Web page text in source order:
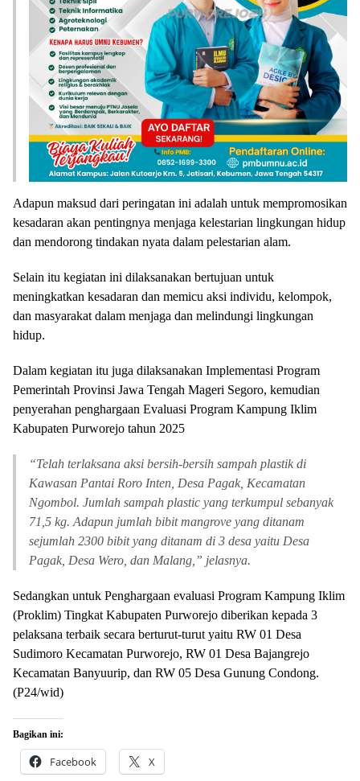
Adapun maksud dari peringatan ini adalah untuk mempromosikan
kesadaran akan pentingnya menjaga kelestarian lingkungan hidup
dan mendorong tindakan nyata dalam pelestarian alam.
Selain itu kegiatan ini dilaksanakan bertujuan untuk
meningkatkan kesadaran dan memicu aksi individu, kelompok,
dan masyarakat dalam menjaga dan melindungi lingkungan
hidup.
Dalam kegiatan itu juga dilaksanakan Implementasi Program
Pemerintah Provinsi Jawa Tengah Mageri Segoro, kemudian
penyerahan penghargaan Evaluasi Program Kampung Iklim
Kabupaten Purworejo tahun 2025
“Telah terlaksana aksi bersih-bersih sampah plastik di
Kawasan Pantai Roro Inten, Desa Pagak, Kecamatan
Ngombol. Jumlah sampah plastic yang terkumpul sebanyak
71,5 kg. Adapun jumlah bibit mangrove yang ditanam
sejumlah 2300 bibit yang ditanam di 3 desa yaitu Desa
Pagak, Desa Wero, dan Malang,” jelasnya.
Sedangkan untuk Penghargaan evaluasi Program Kampung Iklim
(Proklim) Tingkat Kabupaten Purworejo diberikan kepada 3
pelaksana terbaik secara berturut-turut yaitu RW 01 Desa
Sudimoro Kecamatan Purworejo, RW 01 Desa Bajangrejo
Kecamatan Banyuurip, dan RW 05 Desa Gunung Condong.
(P24/wid)
Bagikan ini:
Facebook X